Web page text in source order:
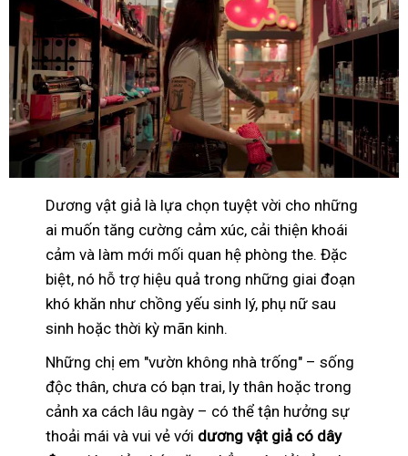
Dương vật giả là lựa chọn tuyệt vời cho những
ai muốn tăng cường cảm xúc, cải thiện khoái
cảm và làm mới mối quan hệ phòng the. Đặc
biệt, nó hỗ trợ hiệu quả trong những giai đoạn
khó khăn như chồng yếu sinh lý, phụ nữ sau
sinh hoặc thời kỳ mãn kinh.
Những chị em "vườn không nhà trống" – sống
độc thân, chưa có bạn trai, ly thân hoặc trong
cảnh xa cách lâu ngày – có thể tận hưởng sự
thoải mái và vui vẻ với dương vật giả có dây